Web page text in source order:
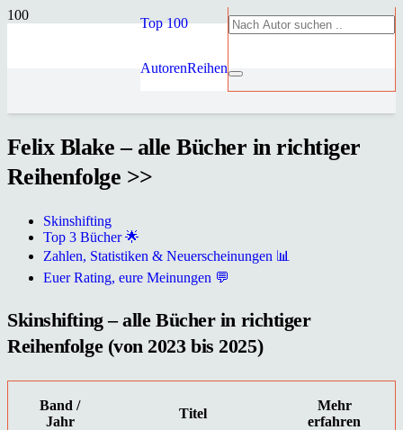
Top 100
AutorenReihen
Felix Blake – alle Bücher in richtiger
Reihenfolge >>
Skinshifting
Top 3 Bücher 🌟
Zahlen, Statistiken & Neuerscheinungen 📊
Euer Rating, eure Meinungen 💬
Skinshifting – alle Bücher in richtiger
Reihenfolge (von 2023 bis 2025)
Band /
Jahr
Titel
Mehr
erfahren